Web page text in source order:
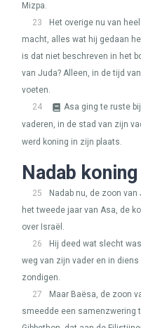
Mizpa.
23
Het overige nu van
macht, alles wat hij gedaan
is dat niet beschreven in het
van Juda? Alleen, in de tijd
voeten.
24
Asa ging te ruste
vaderen, in de stad van zijn
werd koning in zijn plaats.
Nadab koning
25
Nadab nu, de zoon
het tweede jaar van Asa, de
over Israël.
26
Hij deed wat slecht
weg van zijn vader en in
zondigen.
27
Maar Baësa, de zoon
smeedde een samenzwering